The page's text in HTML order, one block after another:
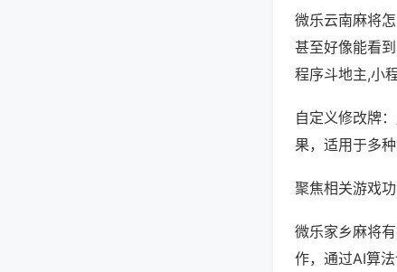
微乐云南麻将
甚至好像能看
程序斗地主,小
自定义修改牌
果，适用于多
聚焦相关游戏功
微乐家乡麻将
作，通过AI算